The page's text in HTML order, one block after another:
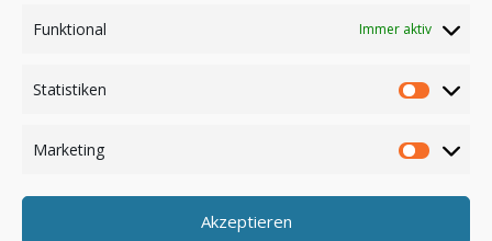
Funktional Immer aktiv
Statistiken
Marketing
Akzeptieren